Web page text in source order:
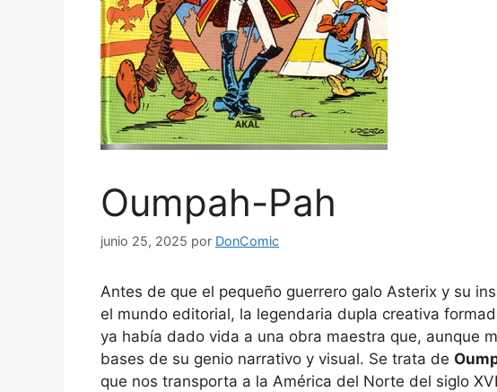
Oumpah-Pah
junio 25, 2025 por DonComic
Antes de que el pequeño guerrero galo Asterix y su
el mundo editorial, la legendaria dupla creativa
ya había dado vida a una obra maestra que, aunque
bases de su genio narrativo y visual. Se trata de
que nos transporta a la América del Norte del siglo